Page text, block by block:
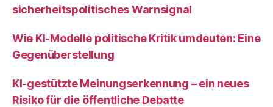
sicherheitspolitisches Warnsignal
Wie KI‑Modelle politische Kritik umdeuten: Eine
Gegenüberstellung
KI‑gestützte Meinungserkennung – ein neues
Risiko für die öffentliche Debatte